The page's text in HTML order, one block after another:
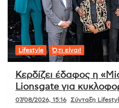
Lifestyle Ό,τι είναι!
Κερδίζει έδαφος η
Lionsgate για
07/08/2026, 15:16 Σύνταξη